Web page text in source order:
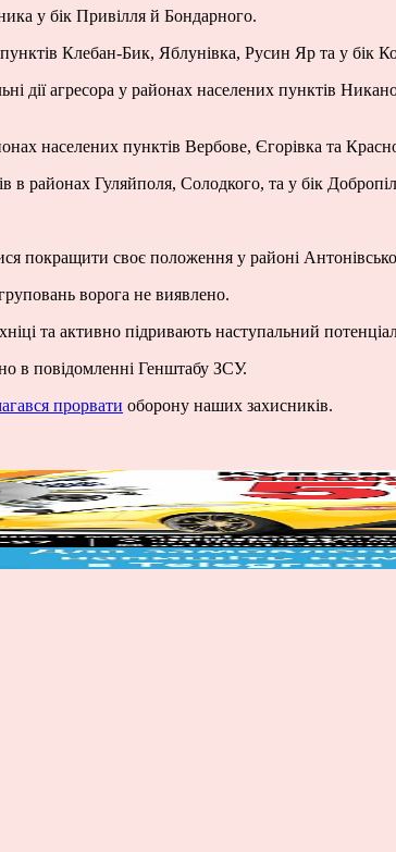
у бік Привілля й Бондарного.
Клебан-Бик, Яблунівка, Русин Яр та у бік
дії агресора у районах населених пунктів
населених пунктів Вербове, Єгорівка та
в районах Гуляйполя, Солодкого, та у бік
покращити своє положення у районі
ворога не виявлено.
та активно підривають наступальний
в повідомленні Генштабу ЗСУ.
прорвати оборону наших захисників.